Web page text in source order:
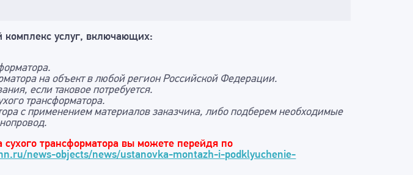
услуг, включающих:
на объект в любой регион Российской Федерации.
если таковое потребуется.
трансформатора.
с применением материалов заказчика, либо подберем необходимые
сухого трансформатора вы можете перейдя по
news-objects/news/ustanovka-montazh-i-podklyuchenie-